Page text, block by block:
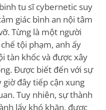
tu sĩ cybernetic suy
giác bình an nội tâm
Từng là một người
tội phạm, anh ấy
tàn khốc và được xây
Được biết đến với sự
đây tiếp cận xung
Tuy nhiên, sự thành
lấy khó khăn, được